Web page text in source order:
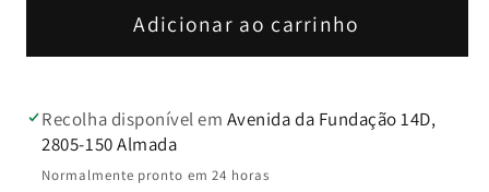
Adicionar ao carrinho
Recolha disponível em Avenida da Fundação 14D,
2805-150 Almada
Normalmente pronto em 24 horas